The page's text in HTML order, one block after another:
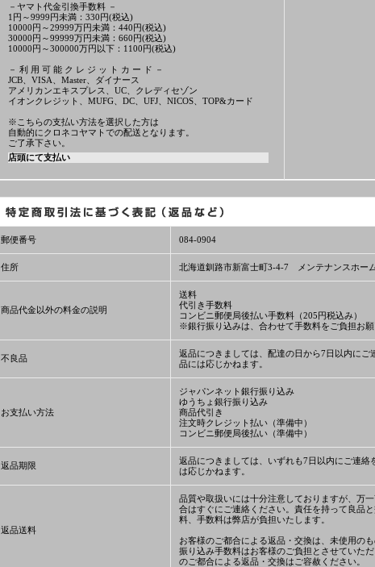
－ヤマト代金引換手数料 －
1円～9999円未満：330円(税込)
10000円～29999万円未満：440円(税込)
30000円～99999万円未満：660円(税込)
10000円～300000万円以下：1100円(税込)
－ 利 用 可 能 ク レ ジ ッ ト カ ー ド －
JCB、VISA、Master、ダイナース
アメリカンエキスプレス、UC、クレディセゾン
イオンクレジット、MUFG、DC、UFJ、NICOS、TOP&カード
※こちらの支払い方法を選択した方は
自動的にクロネコヤマトでの配送となります。
ご了承下さい。
店頭にて支払い
郵便番号 084-0904
住所 北海道釧路市新富士町3-4-7 メンテナンスホー
商品代金以外の料金の説明
送料
代引き手数料
コンビニ郵便局後払い手数料（205円税込み）
※銀行振り込みは、合わせて手数料をご負担お
不良品
返品につきましては、配達の日から7日以内に
品には応じかねます。
お支払い方法
ジャパンネット銀行振り込み
ゆうちょ銀行振り込み
商品代引き
注文時クレジット払い（準備中）
コンビニ郵便局後払い（準備中）
返品期限
返品につきましては、いずれも7日以内にご連
は応じかねます。
返品送料
品質や取扱いには十分注意しておりますが、万
合はすぐにご連絡ください。責任を持って良品
料、手数料は弊店が負担いたします。
お客様のご都合による返品・交換は、未使用の
振り込み手数料はお客様のご負担とさせていた
のご都合による返品・交換はご容赦ください。